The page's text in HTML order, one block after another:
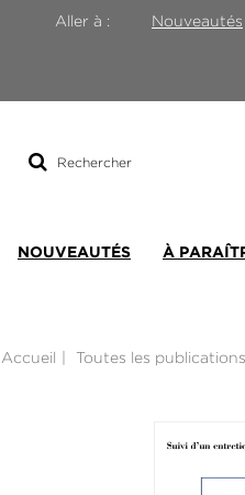
Aller à : Nouveautés
Rechercher
NOUVEAUTÉS À
Accueil Toutes les publications